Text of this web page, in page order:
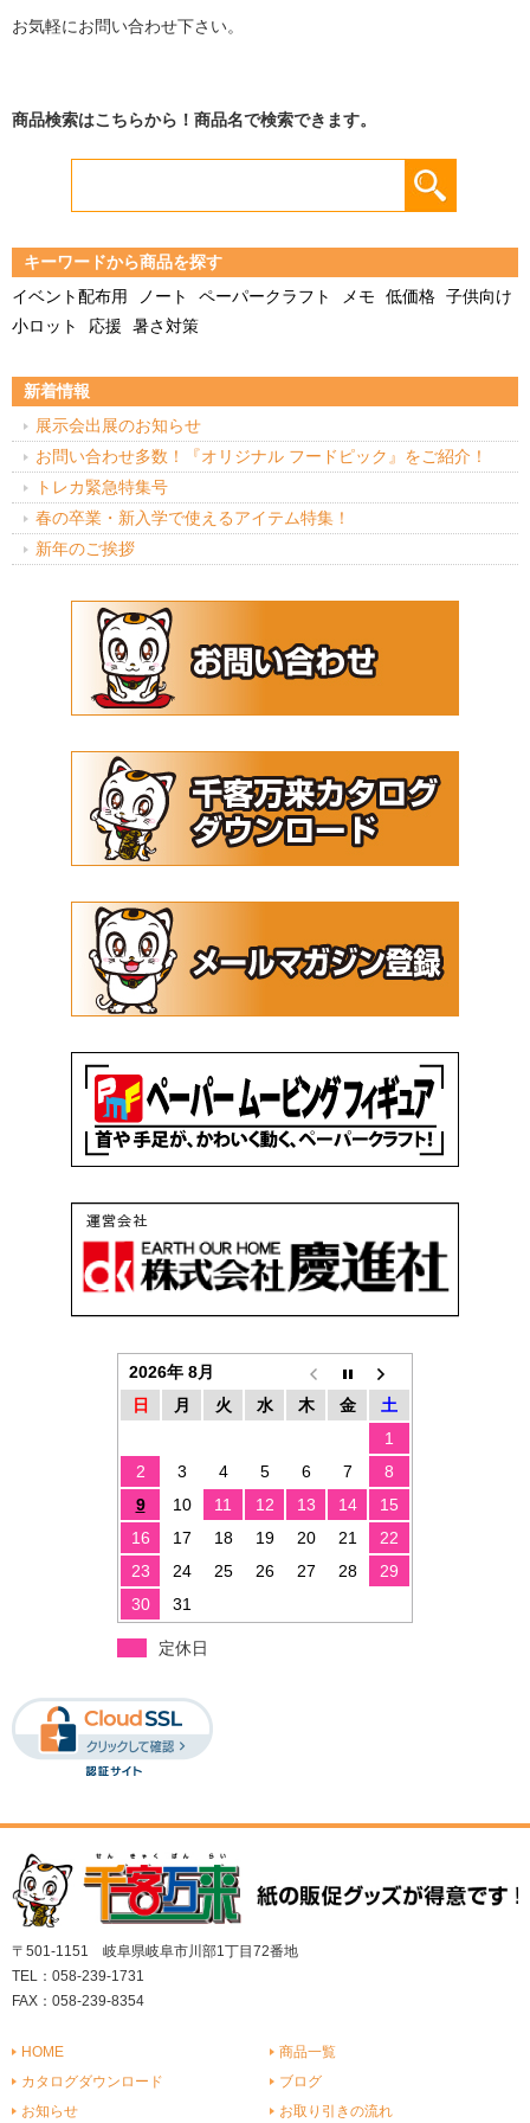
お気軽にお問い合わせ下さい。
商品検索はこちらから！商品名で検索できます。
キーワードから商品を探す
イベント配布用
ノート ペーパークラフト メモ 低価格 子供向け
小ロット
応援 暑さ対策
新着情報
展示会出展のお知らせ
お問い合わせ多数！『オリジナル フードピック』をご紹介！
トレカ緊急特集号
春の卒業・新入学で使えるアイテム特集！
新年のご挨拶
2026年 8月
日
月 火 水 木 金
土
1
2
3 4 5 6 7
8
9
10 11 12 13 14
15
16
17 18 19 20 21
22
23
24 25 26 27 28
29
30
31
定休日
〒501-1151 岐阜県岐阜市川部1丁目72番地
TEL：058-239-1731
FAX：058-239-8354
HOME
商品一覧
カタログダウンロード
ブログ
お知らせ
お取り引きの流れ